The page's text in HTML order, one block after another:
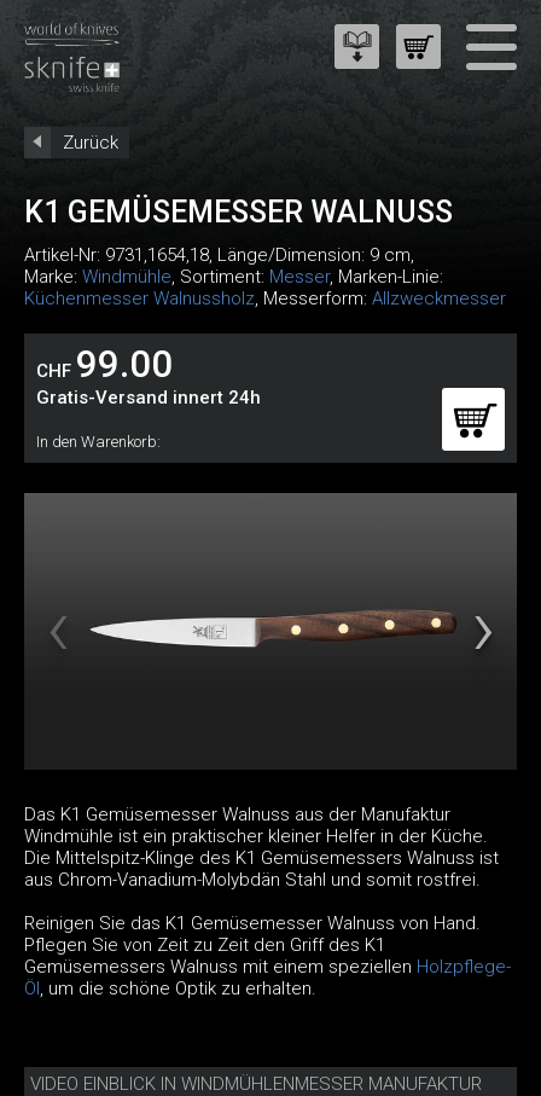
Zurück
K1 GEMÜSEMESSER WALNUSS
Artikel-Nr: 9731,1654,18, Länge/Dimension: 9 cm,
Marke: Windmühle, Sortiment: Messer, Marken-Linie:
Küchenmesser Walnussholz, Messerform: Allzweckmesser
CHF 99.00
Gratis-Versand innert 24h
In den Warenkorb:
Das K1 Gemüsemesser Walnuss aus der Manufaktur
Windmühle ist ein praktischer kleiner Helfer in der Küche.
Die Mittelspitz-Klinge des K1 Gemüsemessers Walnuss ist
aus Chrom-Vanadium-Molybdän Stahl und somit rostfrei.
Reinigen Sie das K1 Gemüsemesser Walnuss von Hand.
Pflegen Sie von Zeit zu Zeit den Griff des K1
Gemüsemessers Walnuss mit einem speziellen Holzpflege-
Öl, um die schöne Optik zu erhalten.
VIDEO EINBLICK IN WINDMÜHLENMESSER MANUFAKTUR